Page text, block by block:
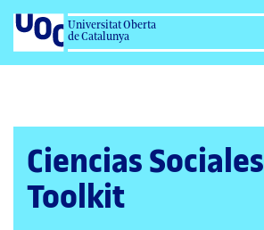
Universitat Oberta
de Catalunya
Ciencias Sociales
Toolkit